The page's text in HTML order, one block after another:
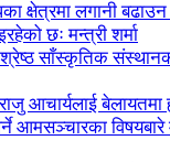
क्षेत्रमा लगानी
छः मन्त्री शर्मा
साँस्कृतिक
आचार्यलाई बेलायतमा
आमसञ्चारका विषयबारे